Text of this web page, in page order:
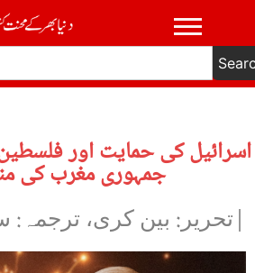
اسرائیل کی حمایت اور
جمہوری مغرب کی
|تحریر: بین کری،